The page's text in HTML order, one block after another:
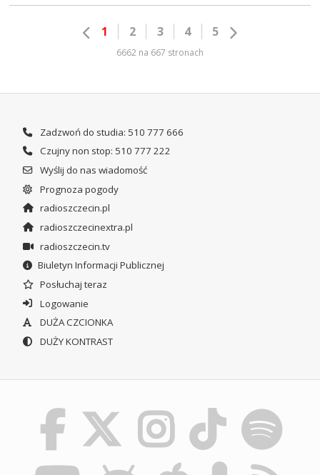
1 2 3 4 5
6662 na 667 stronach
Zadzwoń do studia: 510 777 666
Czujny non stop: 510 777 222
Wyślij do nas wiadomość
Prognoza pogody
radioszczecin.pl
radioszczecinextra.pl
radioszczecin.tv
Biuletyn Informacji Publicznej
Posłuchaj teraz
Logowanie
DUŻA CZCIONKA
DUŻY KONTRAST